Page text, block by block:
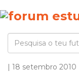
| 18 setembro 2010